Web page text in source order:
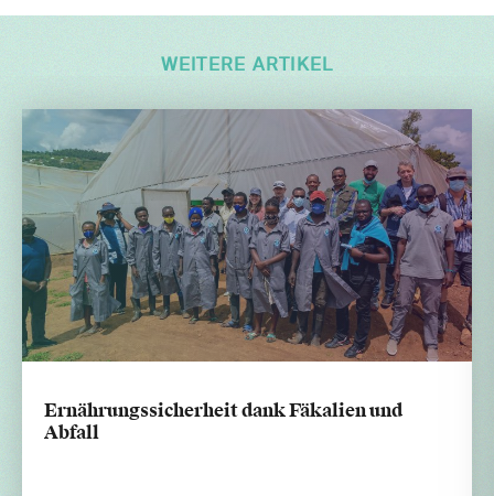
WEITERE ARTIKEL
Ernährungssicherheit dank Fäkalien und
Abfall